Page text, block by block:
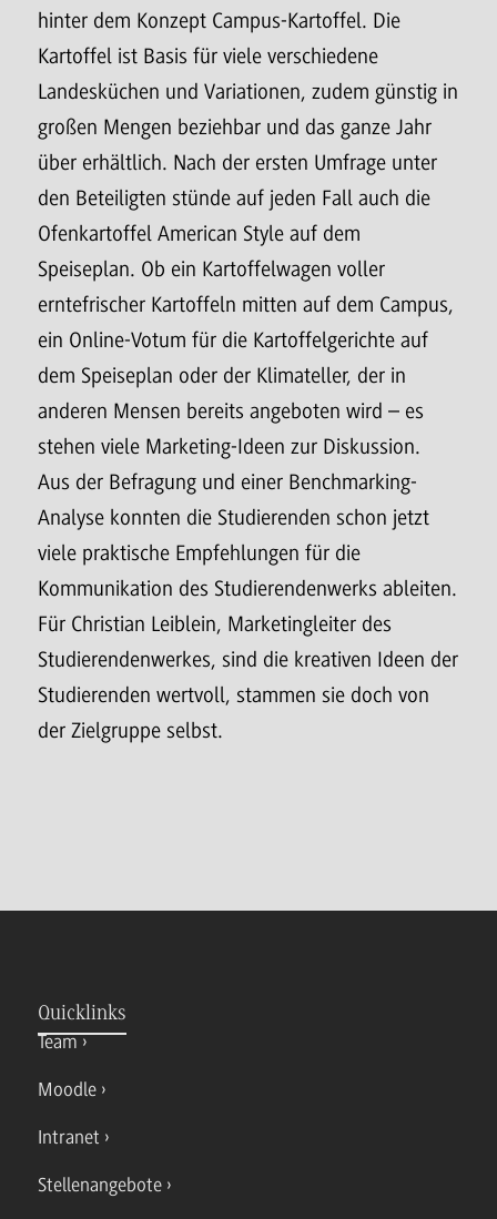
hinter dem Konzept Campus-Kartoffel. Die
Kartoffel ist Basis für viele verschiedene
Landesküchen und Variationen, zudem günstig in
großen Mengen beziehbar und das ganze Jahr
über erhältlich. Nach der ersten Umfrage unter
den Beteiligten stünde auf jeden Fall auch die
Ofenkartoffel American Style auf dem
Speiseplan. Ob ein Kartoffelwagen voller
erntefrischer Kartoffeln mitten auf dem Campus,
ein Online-Votum für die Kartoffelgerichte auf
dem Speiseplan oder der Klimateller, der in
anderen Mensen bereits angeboten wird – es
stehen viele Marketing-Ideen zur Diskussion.
Aus der Befragung und einer Benchmarking-
Analyse konnten die Studierenden schon jetzt
viele praktische Empfehlungen für die
Kommunikation des Studierendenwerks ableiten.
Für Christian Leiblein, Marketingleiter des
Studierendenwerkes, sind die kreativen Ideen der
Studierenden wertvoll, stammen sie doch von
der Zielgruppe selbst.
Quicklinks
Team
Moodle
Intranet
Stellenangebote